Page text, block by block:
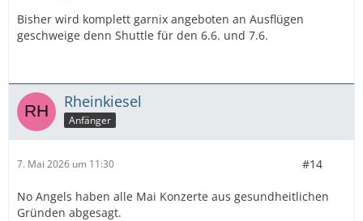
Bisher wird komplett garnix angeboten an Ausflügen
geschweige denn Shuttle für den 6.6. und 7.6.
Rheinkiesel
Anfänger
7. Mai 2026 um 11:30 #14
No Angels haben alle Mai Konzerte aus gesundheitlichen
Gründen abgesagt.